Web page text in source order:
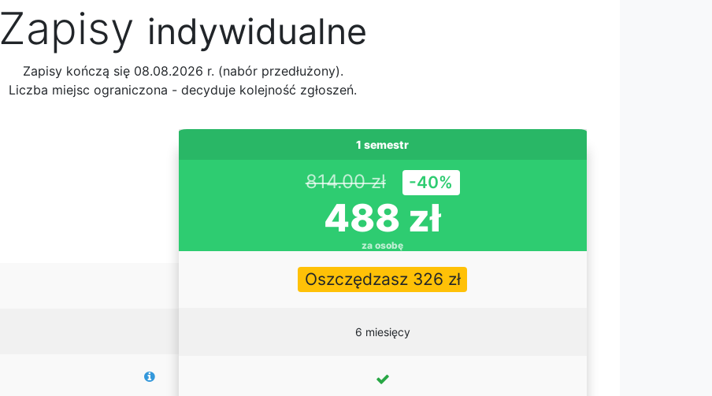
Zapisy indywidualne
Zapisy kończą się 08.08.2026 r. (nabór przedłużony).
Liczba miejsc ograniczona - decyduje kolejność zgłoszeń.
1 semestr
814.00 zł -40%
488 zł
za osobę
Oszczędzasz 326 zł
6 miesięcy